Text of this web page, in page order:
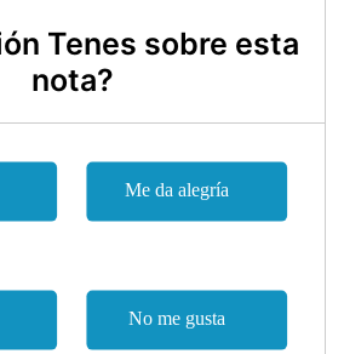
Tenes sobre esta
nota?